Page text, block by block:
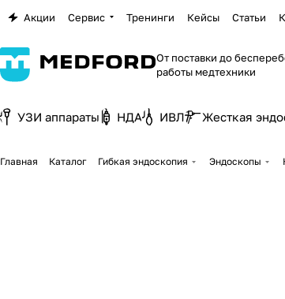
Акции Сервис Тренинги Кейсы Статьи
От поставки до
работы медтехники
УЗИ аппараты НДА ИВЛ Жесткая
Главная Каталог Гибкая эндоскопия Эндоскопы